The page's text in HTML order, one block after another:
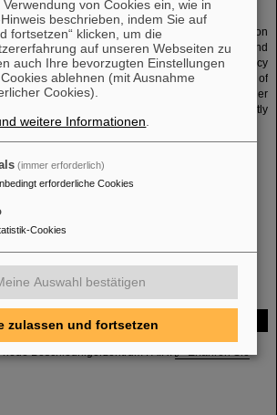
neue Beschleunigerzentrum FAIR.
Erfahren Sie
experimental work of Dr. Dickopf, focused on
of the nuclear moment of beryllium-9 and
its hyperfine structure. The achieved accuracy
measurements by up to two orders of
beryllium9 an excellent reference sample for other
The results of this work were recently
spectroscopy on 9Be overcomes limitations of
757 (2024)
PTB & TU Braunschweig, Head of SPARC Award
von Cookies ein, wie in
beschrieben, indem Sie auf
fortsetzen“ klicken, um die
auf unseren Webseiten zu
auch Ihre bevorzugten Einstellungen
ablehnen (mit Ausnahme
Cookies).
weitere Informationen
(immer erforderlich)
erforderliche Cookies
Cookies
Auswahl bestätigen
zulassen und fortsetzen